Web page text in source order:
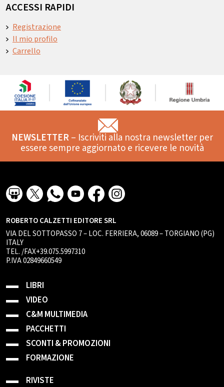
ACCESSI RAPIDI
Registrazione
Il mio profilo
Carrello
NEWSLETTER– Iscriviti alla nostra newsletter per
essere sempre aggiornato e ricevere le novità
ROBERTO CALZETTI EDITORE SRL
VIA DEL SOTTOPASSO 7 – LOC. FERRIERA, 06089 – TORGIANO (PG)
ITALY
TEL. /FAX+39.075.5997310
P.IVA 02849660549
LIBRI
VIDEO
C&M MULTIMEDIA
PACCHETTI
SCONTI & PROMOZIONI
FORMAZIONE
RIVISTE